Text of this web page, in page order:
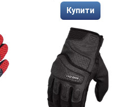
Купити